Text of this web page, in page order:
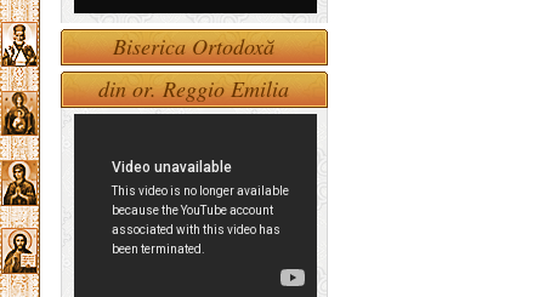
Biserica Ortodoxă
din or. Reggio Emilia